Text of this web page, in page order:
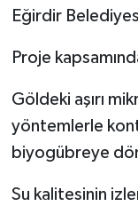
Eğirdir
Proje
Göldeki aşırı
yöntemlerle
biyogübreye
Su kalitesinin